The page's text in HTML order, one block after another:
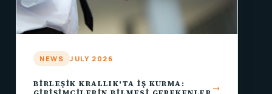
NEWS JULY 2026
BIRLEŞIK KRALLIK'TA İŞ KURMA: